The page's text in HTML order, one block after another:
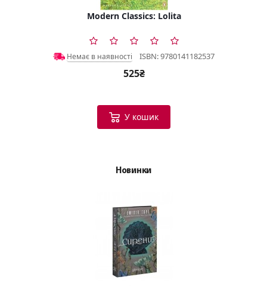
Modern Classics: Lolita
Немає в наявності ISBN: 9780141182537
525₴
У кошик
Новинки